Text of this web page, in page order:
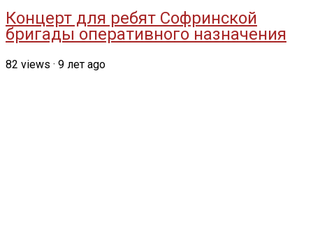
Концерт для ребят Софринской
бригады оперативного назначения
82 views · 9 лет ago